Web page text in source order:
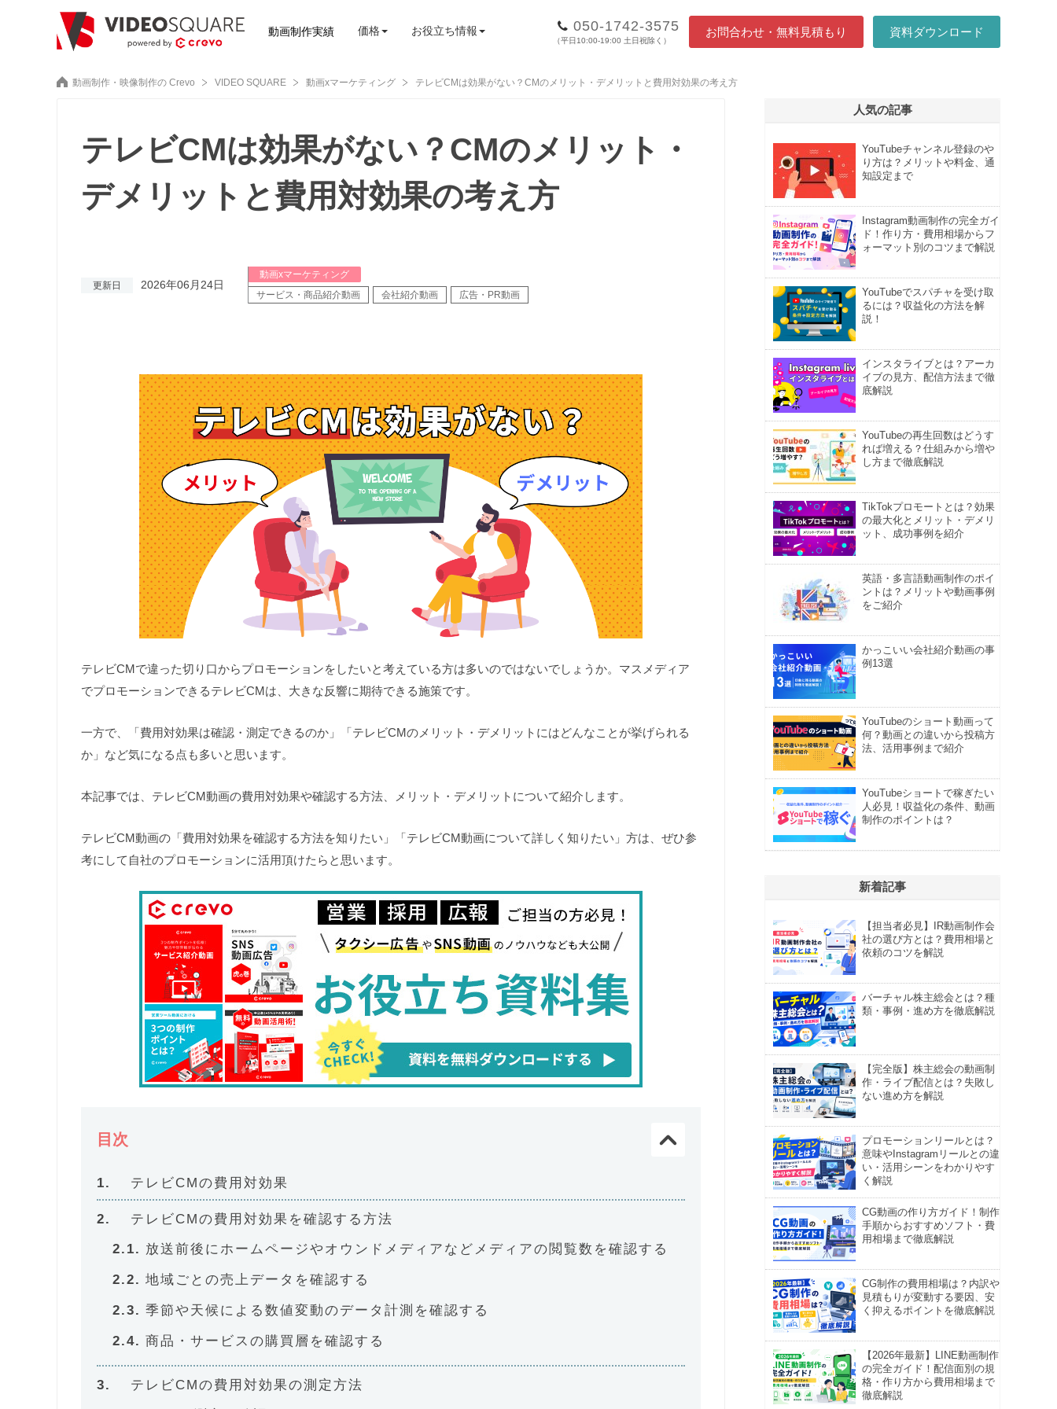
動画制作実績 価格 お役立ち情報 050-1742-3575
（平日10:00-19:00 土日祝除く）
お問合わせ・無料見積もり 資料ダウンロード
動画制作・映像制作の Crevo VIDEO SQUARE 動画xマーケティング テレビCMは効果がない？CMのメリット・デメリットと費用対効果の考え方
テレビCMは効果がない？CMのメリット・
デメリットと費用対効果の考え方
更新日 2026年06月24日
動画xマーケティング
サービス・商品紹介動画
会社紹介動画 広告・PR動画
テレビCMで違った切り口からプロモーションをしたいと考えている方は多いのではないでしょうか。マスメディア
でプロモーションできるテレビCMは、大きな反響に期待できる施策です。
一方で、「費用対効果は確認・測定できるのか」「テレビCMのメリット・デメリットにはどんなことが挙げられる
か」など気になる点も多いと思います。
本記事では、テレビCM動画の費用対効果や確認する方法、メリット・デメリットについて紹介します。
テレビCM動画の「費用対効果を確認する方法を知りたい」「テレビCM動画について詳しく知りたい」方は、ぜひ参
考にして自社のプロモーションに活用頂けたらと思います。
目次
テレビCMの費用対効果
テレビCMの費用対効果を確認する方法
放送前後にホームページやオウンドメディアなどメディアの閲覧数を確認する
地域ごとの売上データを確認する
季節や天候による数値変動のデータ計測を確認する
商品・サービスの購買層を確認する
テレビCMの費用対効果の測定方法
人気の記事
YouTubeチャンネル登録のや
り方は？メリットや料金、通
知設定まで
Instagram動画制作の完全ガイ
ド！作り方・費用相場からフ
ォーマット別のコツまで解説
YouTubeでスパチャを受け取
るには？収益化の方法を解
説！
インスタライブとは？アーカ
イブの見方、配信方法まで徹
底解説
YouTubeの再生回数はどうす
れば増える？仕組みから増や
し方まで徹底解説
TikTokプロモートとは？効果
の最大化とメリット・デメリ
ット、成功事例を紹介
英語・多言語動画制作のポイ
ントは？メリットや動画事例
をご紹介
かっこいい会社紹介動画の事
例13選
YouTubeのショート動画って
何？動画との違いから投稿方
法、活用事例まで紹介
YouTubeショートで稼ぎたい
人必見！収益化の条件、動画
制作のポイントは？
新着記事
【担当者必見】IR動画制作会
社の選び方とは？費用相場と
依頼のコツを解説
バーチャル株主総会とは？種
類・事例・進め方を徹底解説
【完全版】株主総会の動画制
作・ライブ配信とは？失敗し
ない進め方を解説
プロモーションリールとは？
意味やInstagramリールとの違
い・活用シーンをわかりやす
く解説
CG動画の作り方ガイド！制作
手順からおすすめソフト・費
用相場まで徹底解説
CG制作の費用相場は？内訳や
見積もりが変動する要因、安
く抑えるポイントを徹底解説
【2026年最新】LINE動画制作
の完全ガイド！配信面別の規
格・作り方から費用相場まで
徹底解説